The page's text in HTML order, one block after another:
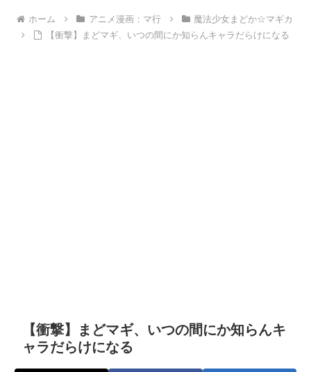
ホーム アニメ漫画：マ行
魔法少女まどか☆マギカ
【衝撃】まどマギ、いつの間にか知らんキャラだらけになる
【衝撃】まどマギ、いつの間にか知らんキ
ャラだらけになる